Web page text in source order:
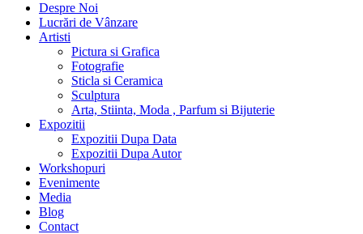
Despre Noi
Lucrări de Vânzare
Artisti
Pictura si Grafica
Fotografie
Sticla si Ceramica
Sculptura
Arta, Stiinta, Moda , Parfum si Bijuterie
Expozitii
Expozitii Dupa Data
Expozitii Dupa Autor
Workshopuri
Evenimente
Media
Blog
Contact